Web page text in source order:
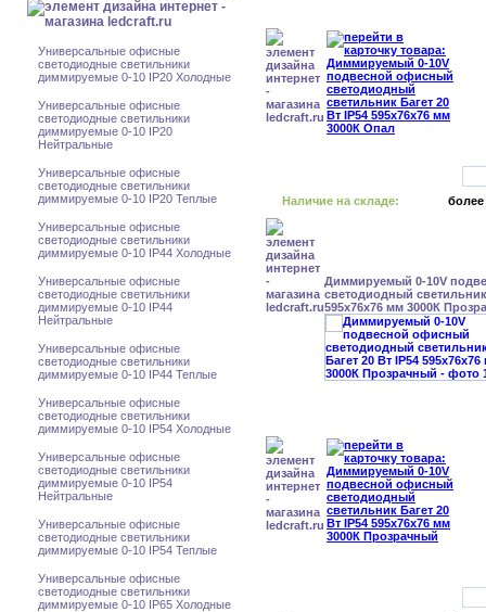
Универсальные офисные
светодиодные светильники
диммируемые 0-10 IP20 Холодные
Универсальные офисные
светодиодные светильники
диммируемые 0-10 IP20
Нейтральные
Универсальные офисные
светодиодные светильники
диммируемые 0-10 IP20 Теплые
Универсальные офисные
светодиодные светильники
диммируемые 0-10 IP44 Холодные
Универсальные офисные
светодиодные светильники
диммируемые 0-10 IP44
Нейтральные
Универсальные офисные
светодиодные светильники
диммируемые 0-10 IP44 Теплые
Универсальные офисные
светодиодные светильники
диммируемые 0-10 IP54 Холодные
Универсальные офисные
светодиодные светильники
диммируемые 0-10 IP54
Нейтральные
Универсальные офисные
светодиодные светильники
диммируемые 0-10 IP54 Теплые
Универсальные офисные
светодиодные светильники
диммируемые 0-10 IP65 Холодные
Наличие на складе: более
Диммируемый 0-10V
светодиодный светильник
595x76x76 мм 3000К